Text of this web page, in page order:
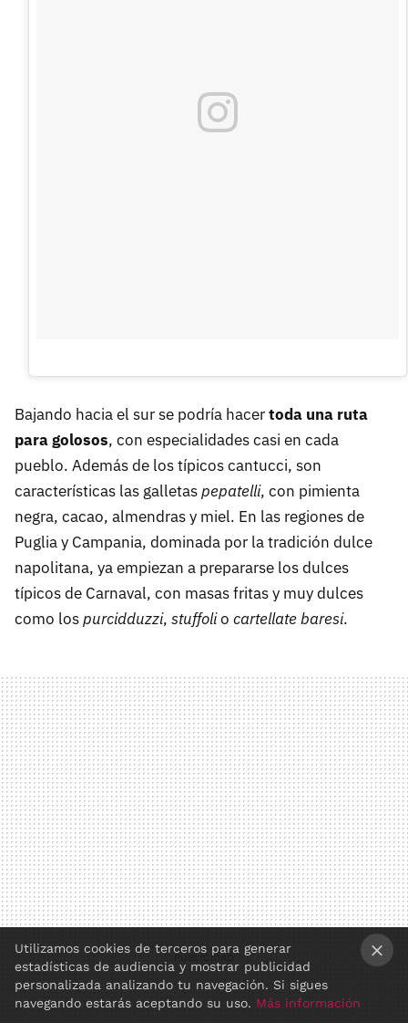
Bajando hacia el sur se podría hacertoda una ruta
para golosos, con especialidades casi en cada
pueblo. Además de los típicos cantucci, son
características las galletaspepatelli, con pimienta
negra, cacao, almendras y miel. En las regiones de
Puglia y Campania, dominada por la tradición dulce
napolitana, ya empiezan a prepararse los dulces
típicos de Carnaval, con masas fritas y muy dulces
como lospurcidduzzi, stuffolio cartellate baresi.
Utilizamos cookies de terceros para generar
estadísticas de audiencia y mostrar publicidad
personalizada analizando tu navegación. Si sigues
navegando estarás aceptando su uso. Más información